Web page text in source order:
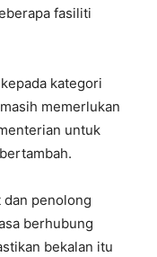
fasiliti
kategori
memerlukan
untuk
dan penolong
berhubung
bekalan itu